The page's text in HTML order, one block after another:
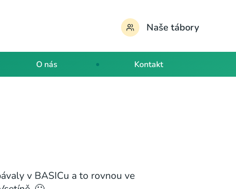
Naše tábory
O nás Kontakt
v BASICu a to rovnou ve